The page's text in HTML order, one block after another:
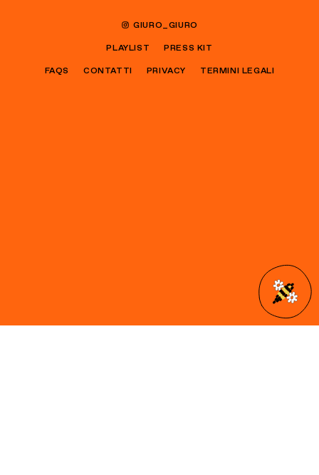
GIURO_GIURO
PLAYLIST
PRESS KIT
FAQS
CONTATTI PRIVACY TERMINI LEGALI